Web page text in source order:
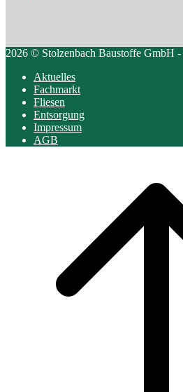
2026 © Stolzenbach Baustoffe GmbH -
Aktuelles
Fachmarkt
Fliesen
Entsorgung
Impressum
AGB